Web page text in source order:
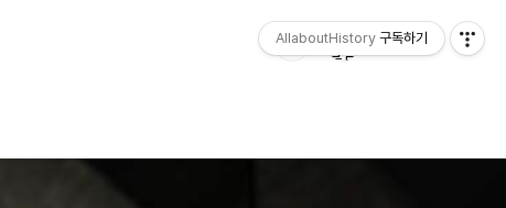
AllaboutHistory 구독하기